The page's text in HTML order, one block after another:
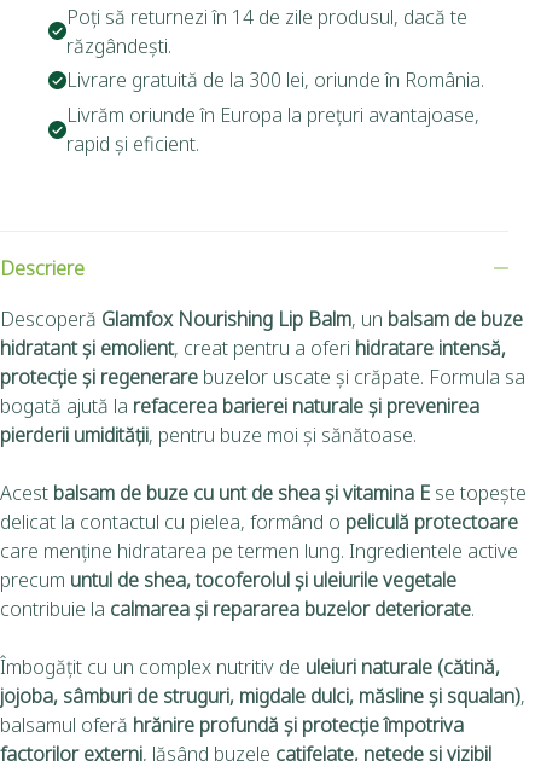
Poți să returnezi în 14 de zile produsul, dacă te
răzgândești.
Livrare gratuită de la 300 lei, oriunde în România.
Livrăm oriunde în Europa la prețuri avantajoase,
rapid și eficient.
Descriere
Descoperă Glamfox Nourishing Lip Balm, un balsam de buze
hidratant și emolient, creat pentru a oferi hidratare intensă,
protecție și regenerare buzelor uscate și crăpate. Formula sa
bogată ajută la refacerea barierei naturale și prevenirea
pierderii umidității, pentru buze moi și sănătoase.
Acest balsam de buze cu unt de shea și vitamina E se topește
delicat la contactul cu pielea, formând o peliculă protectoare
care menține hidratarea pe termen lung. Ingredientele active
precum untul de shea, tocoferolul și uleiurile vegetale
contribuie la calmarea și repararea buzelor deteriorate.
Îmbogățit cu un complex nutritiv de uleiuri naturale (cătină,
jojoba, sâmburi de struguri, migdale dulci, măsline și squalan),
balsamul oferă hrănire profundă și protecție împotriva
factorilor externi, lăsând buzele catifelate, netede și vizibil